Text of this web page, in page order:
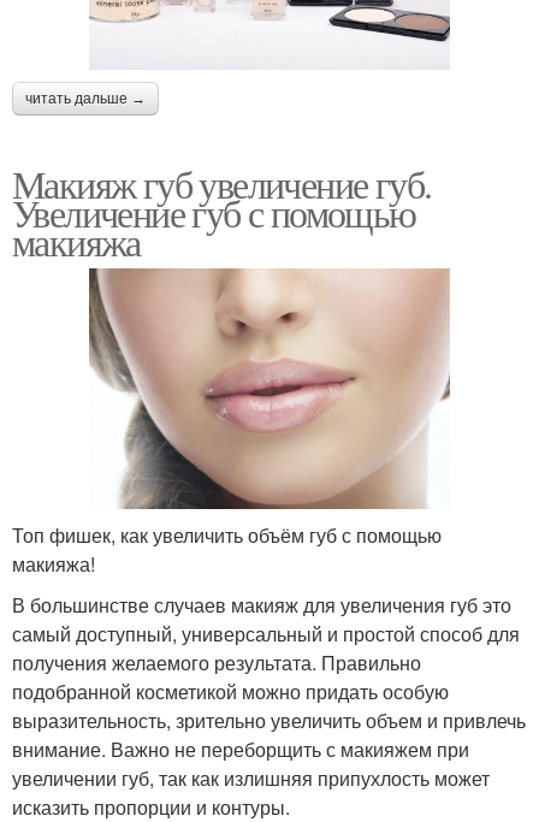
читать дальше →
Макияж губ увеличение губ.
Увеличение губ с помощью
макияжа
Топ фишек, как увеличить объём губ с помощью
макияжа!
В большинстве случаев макияж для увеличения губ это
самый доступный, универсальный и простой способ для
получения желаемого результата. Правильно
подобранной косметикой можно придать особую
выразительность, зрительно увеличить объем и привлечь
внимание. Важно не переборщить с макияжем при
увеличении губ, так как излишняя припухлость может
исказить пропорции и контуры.